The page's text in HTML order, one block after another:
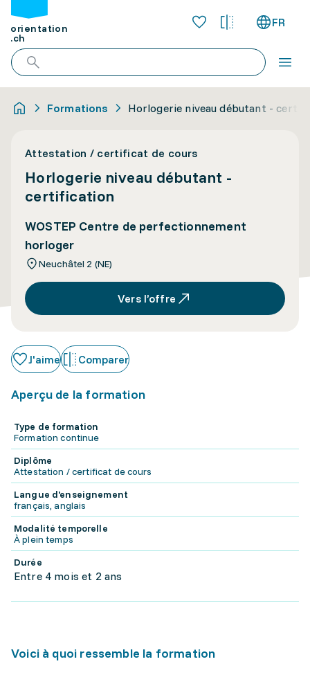
orientation
.ch
FR
Formations Horlogerie niveau débutant -
Attestation / certificat de cours
Horlogerie niveau débutant -
certification
WOSTEP Centre de perfectionnement
horloger
Neuchâtel 2 (NE)
Vers l’offre
J'aime Comparer
Aperçu de la formation
Type de formation
Formation continue
Diplôme
Attestation / certificat de cours
Langue d'enseignement
français, anglais
Modalité temporelle
À plein temps
Durée
Entre 4 mois et 2 ans
Voici à quoi ressemble la formation